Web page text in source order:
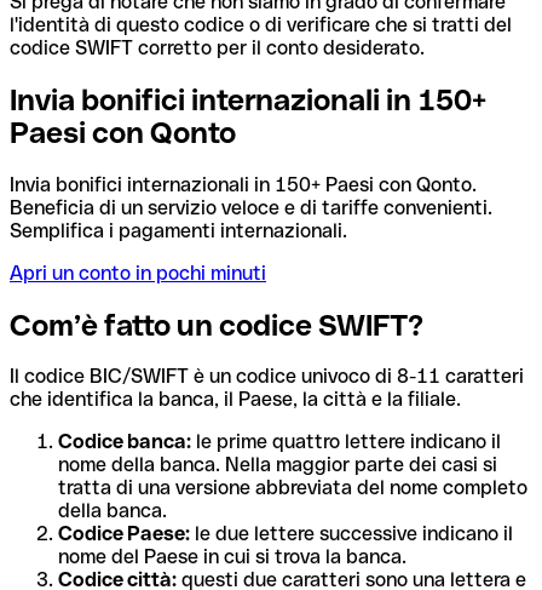
l'identità di questo codice o di verificare che si tratti del
codice SWIFT corretto per il conto desiderato.
Invia bonifici internazionali in 150+
Paesi con Qonto
Invia bonifici internazionali in 150+ Paesi con Qonto.
Beneficia di un servizio veloce e di tariffe convenienti.
Semplifica i pagamenti internazionali.
Apri un conto in pochi minuti
Com’è fatto un codice SWIFT?
Il codice BIC/SWIFT è un codice univoco di 8-11 caratteri
che identifica la banca, il Paese, la città e la filiale.
Codice banca: le prime quattro lettere indicano il
nome della banca. Nella maggior parte dei casi si
tratta di una versione abbreviata del nome completo
della banca.
Codice Paese: le due lettere successive indicano il
nome del Paese in cui si trova la banca.
Codice città: questi due caratteri sono una lettera e